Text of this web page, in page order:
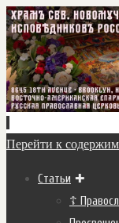
Перейти к
Статьи
☦